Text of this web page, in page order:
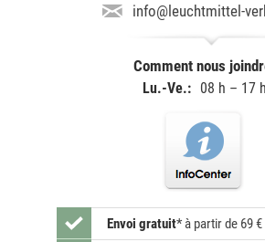
info@leuchtmittel-
Comment nous
Lu.-Ve.: 08 h – 17 h
Envoi gratuit* à partir de 69 €